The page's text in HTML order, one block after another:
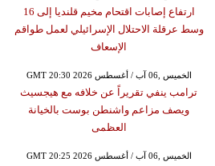
ارتفاع إصابات اقتحام مخيم قلنديا إلى 16
وسط عرقلة الاحتلال الإسرائيلي لعمل طواقم
الإسعاف
GMT 20:30 2026 الخميس ,06 آب / أغسطس
ترامب ينفي تقريراً عن خلافه مع هيجسيث
ويصف مزاعم واشنطن بوست بالخيانة
العظمى
GMT 20:25 2026 الخميس ,06 آب / أغسطس